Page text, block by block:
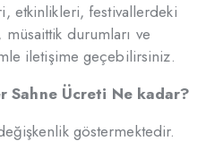
etkinlikleri, festivallerdeki
durumları ve
iletişime geçebilirsiniz.
Sahne Ücreti Ne kadar?
göstermektedir.